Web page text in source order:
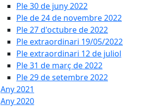
Ple 30 de juny 2022
Ple de 24 de novembre 2022
Ple 27 d'octubre de 2022
Ple extraordinari 19/05/2022
Ple extraordinari 12 de juliol
Ple 31 de març de 2022
Ple 29 de setembre 2022
Any 2021
Any 2020